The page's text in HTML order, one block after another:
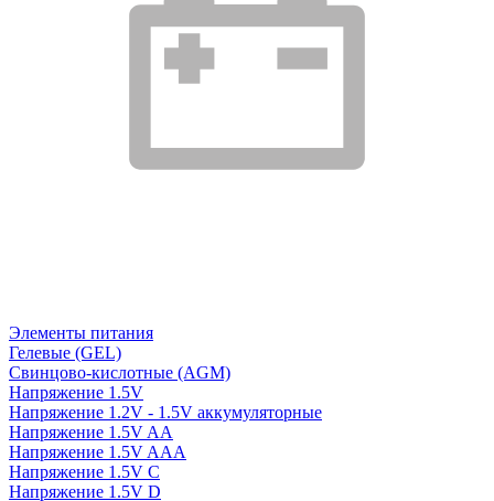
Элементы питания
Гелевые (GEL)
Свинцово-кислотные (AGM)
Напряжение 1.5V
Напряжение 1.2V - 1.5V аккумуляторные
Напряжение 1.5V AA
Напряжение 1.5V AAA
Напряжение 1.5V C
Напряжение 1.5V D